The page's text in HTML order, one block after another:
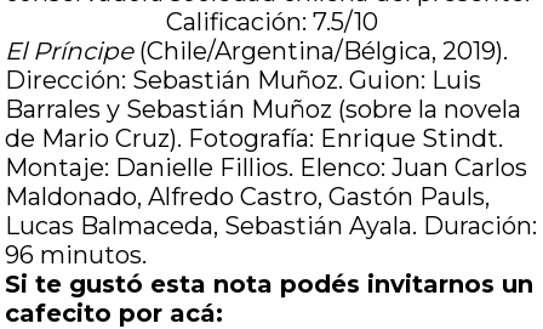
Calificación: 7.5/10
El Príncipe(Chile/Argentina/Bélgica, 2019).
Dirección: Sebastián Muñoz. Guion: Luis
Barrales y Sebastián Muñoz (sobre la novela
de Mario Cruz). Fotografía: Enrique Stindt.
Montaje: Danielle Fillios. Elenco: Juan Carlos
Maldonado, Alfredo Castro, Gastón Pauls,
Lucas Balmaceda, Sebastián Ayala. Duración:
96 minutos.
Si te gustó esta nota podés invitarnos un
cafecito por acá: